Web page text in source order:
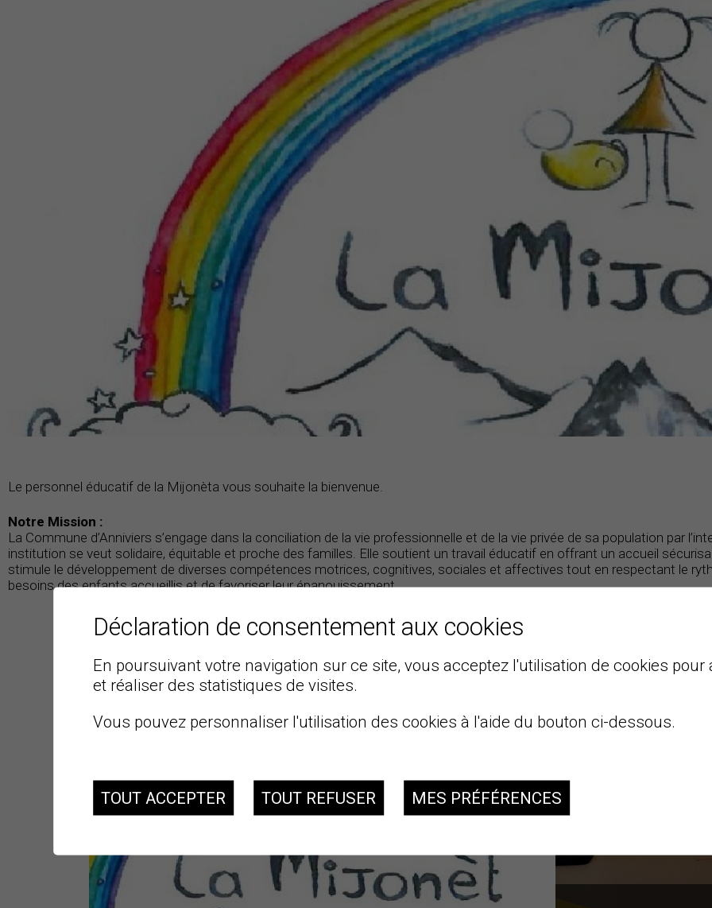
Le personnel éducatif de la Mijonèta vous souhaite la bienvenue.
Notre Mission :
La Commune d’Anniviers s’engage dans la conciliation de la vie professionnelle et de la vie privée de sa population par
institution se veut solidaire, équitable et proche des familles. Elle soutient un travail éducatif en offrant un accueil
stimule le développement de diverses compétences motrices, cognitives, sociales et affectives tout en respectant le
besoins des enfants accueillis et de favoriser leur épanouissement.
Déclaration de consentement aux cookies
En poursuivant votre navigation sur ce site, vous acceptez l'utilisation de cookies
et réaliser des statistiques de visites.
Vous pouvez personnaliser l'utilisation des cookies à l'aide du bouton ci-dessous.
TOUT ACCEPTER TOUT REFUSER MES PRÉFÉRENCES